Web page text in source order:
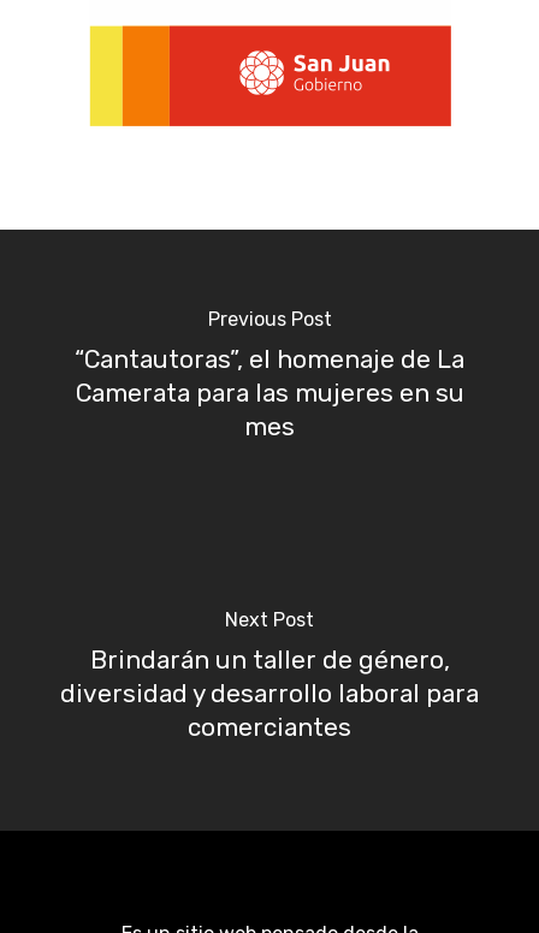
Previous Post
“Cantautoras”, el homenaje de La
Camerata para las mujeres en su
mes
Next Post
Brindarán un taller de género,
diversidad y desarrollo laboral para
comerciantes